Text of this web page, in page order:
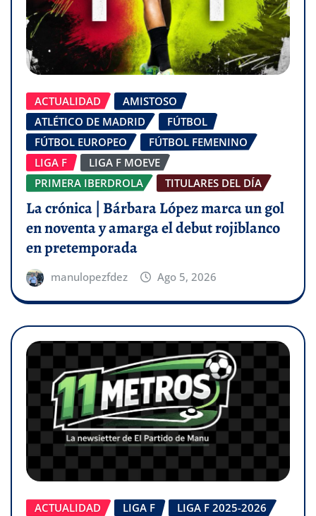
ACTUALIDAD
AMISTOSO
ATLÉTICO DE MADRID
FÚTBOL
FÚTBOL EUROPEO
FÚTBOL FEMENINO
LIGA F
LIGA F MOEVE
PRIMERA IBERDROLA
TITULARES DEL DÍA
La crónica | Bárbara López marca un gol
en noventa y amarga el debut rojiblanco
en pretemporada
manulopezfdez Ago 5, 2026
ACTUALIDAD LIGA F
LIGA F 2025-2026